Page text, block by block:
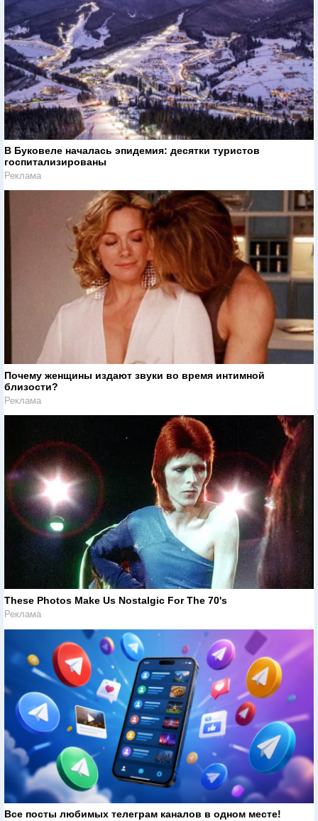
В Буковеле началась эпидемия: десятки туристов
госпитализированы
Реклама
Почему женщины издают звуки во время интимной
близости?
Реклама
These Photos Make Us Nostalgic For The 70's
Реклама
Все посты любимых телеграм каналов в одном месте!